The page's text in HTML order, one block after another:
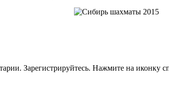
Зарегистрируйтесь. Нажмите на иконку